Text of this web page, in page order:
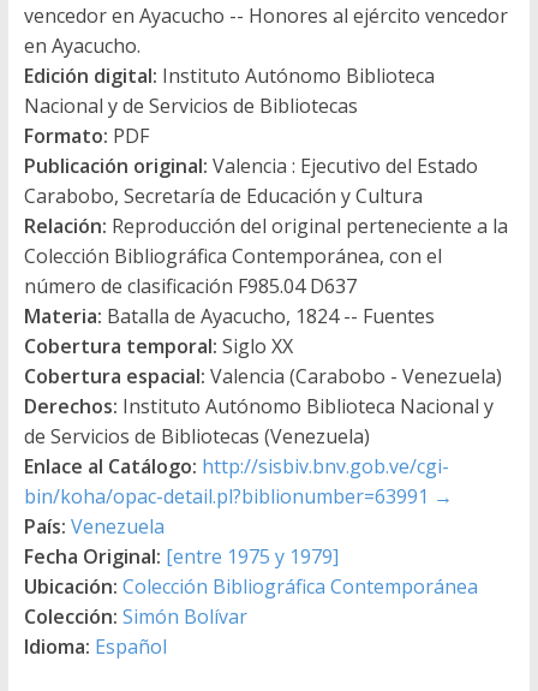
vencedor en Ayacucho -- Honores al ejército vencedor
en Ayacucho.
Edición digital: Instituto Autónomo Biblioteca
Nacional y de Servicios de Bibliotecas
Formato: PDF
Publicación original: Valencia : Ejecutivo del Estado
Carabobo, Secretaría de Educación y Cultura
Relación: Reproducción del original perteneciente a la
Colección Bibliográfica Contemporánea, con el
número de clasificación F985.04 D637
Materia: Batalla de Ayacucho, 1824 -- Fuentes
Cobertura temporal: Siglo XX
Cobertura espacial: Valencia (Carabobo - Venezuela)
Derechos: Instituto Autónomo Biblioteca Nacional y
de Servicios de Bibliotecas (Venezuela)
Enlace al Catálogo: http://sisbiv.bnv.gob.ve/cgi-
bin/koha/opac-detail.pl?biblionumber=63991 →
País: Venezuela
Fecha Original: [entre 1975 y 1979]
Ubicación: Colección Bibliográfica Contemporánea
Colección: Simón Bolívar
Idioma: Español